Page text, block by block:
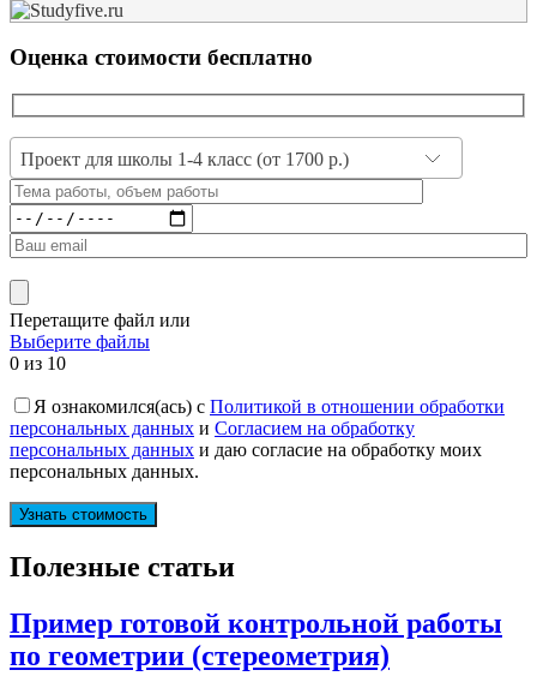
Оценка стоимости бесплатно
Проект для школы 1-4 класс (от 1700 р.)
Перетащите файл или
Выберите файлы
0 из 10
Я ознакомился(ась) с Политикой в отношении обработки
персональных данных и Согласием на обработку
персональных данных и даю согласие на обработку моих
персональных данных.
Полезные статьи
Пример готовой контрольной работы
по геометрии (стереометрия)